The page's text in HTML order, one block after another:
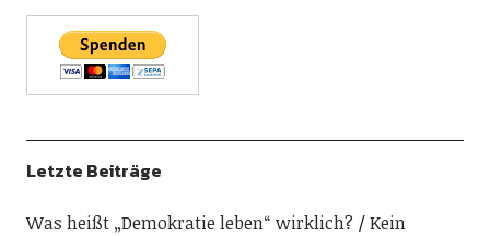
Letzte Beiträge
Was heißt „Demokratie leben“ wirklich?
Kein